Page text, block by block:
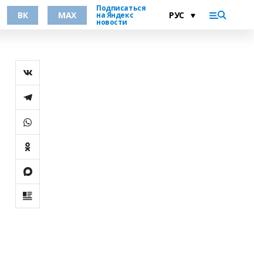
ВК MAX
Подписаться
на Яндекс
новости